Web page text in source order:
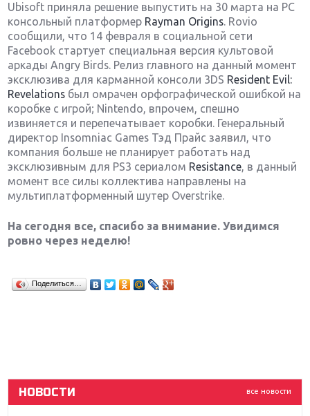
Ubisoft приняла решение выпустить на 30 марта на РС
консольный платформер Rayman Origins. Rovio
сообщили, что 14 февраля в социальной сети
Facebook стартует специальная версия культовой
аркады Angry Birds. Релиз главного на данный момент
эксклюзива для карманной консоли 3DS Resident Evil:
Revelations был омрачен орфографической ошибкой на
коробке с игрой; Nintendo, впрочем, спешно
извиняется и перепечатывает коробки. Генеральный
директор Insomniac Games Тэд Прайс заявил, что
компания больше не планирует работать над
эксклюзивным для PS3 сериалом Resistance, в данный
момент все силы коллектива направлены на
мультиплатформенный шутер Overstrike.
На сегодня все, спасибо за внимание. Увидимся
ровно через неделю!
Поделиться…
все новости
НОВОСТИ
Sony
Far Cry 5: хвалить нельзя ругать